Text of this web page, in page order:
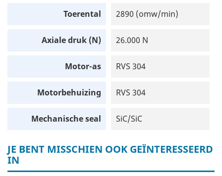
Toerental 2890 (omw/min)
Axiale druk (N) 26.000 N
Motor-as RVS 304
Motorbehuizing RVS 304
Mechanische seal SiC/SiC
JE BENT MISSCHIEN OOK GEÏNTERESSEERD
IN